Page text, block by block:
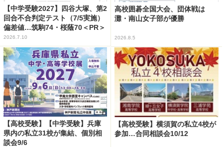
【中学受験2027】四谷大塚、第2
回合不合判定テスト（7/5実施）
偏差値…筑駒74・桜蔭70＜PR＞
2026.7.10
高校囲碁全国大会、団体戦は
灘・南山女子部が優勝
2026.8.5
【高校受験】【中学受験】兵庫
県内の私立31校が集結、個別相
談会9/6
【高校受験】横須賀の私立4校が
参加…合同相談会10/12